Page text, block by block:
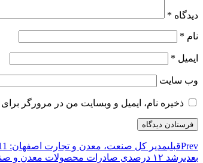
دیدگاه *
نام *
ایمیل *
وب‌ سایت
ذخیره نام، ایمیل و وبسایت من در مرورگر
Prevقبلیمدیر کل صنعت، معدن و تجارت اصفهان: 11 معدن غیر فعال در اصفهان احیا شد
بعدیرشد ۱۲ درصدی صادرات محصولات معدن و صنایع معدنی در فروردین‌